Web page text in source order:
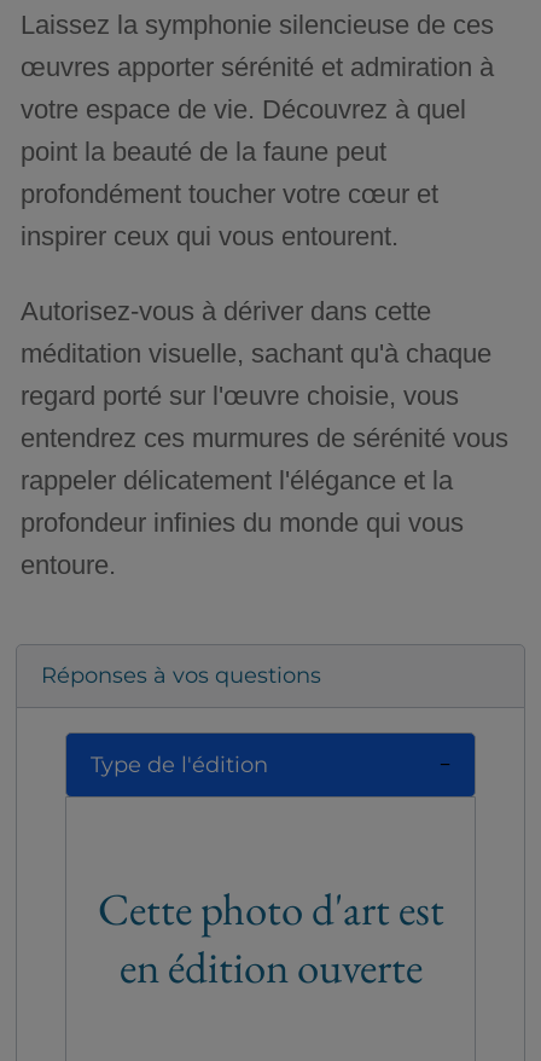
Laissez la symphonie silencieuse de ces
œuvres apporter sérénité et admiration à
votre espace de vie. Découvrez à quel
point la beauté de la faune peut
profondément toucher votre cœur et
inspirer ceux qui vous entourent.
Autorisez-vous à dériver dans cette
méditation visuelle, sachant qu'à chaque
regard porté sur l'œuvre choisie, vous
entendrez ces murmures de sérénité vous
rappeler délicatement l'élégance et la
profondeur infinies du monde qui vous
entoure.
Réponses à vos questions
Type de l'édition
Cette photo d'art est
en édition ouverte